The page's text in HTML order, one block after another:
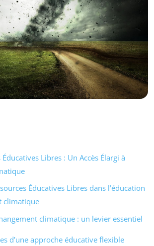
Éducatives Libres : Un Accès Élargi à
Éducatives Libres dans l’éducation
climatique
climatique : un levier essentiel
d’une approche éducative flexible